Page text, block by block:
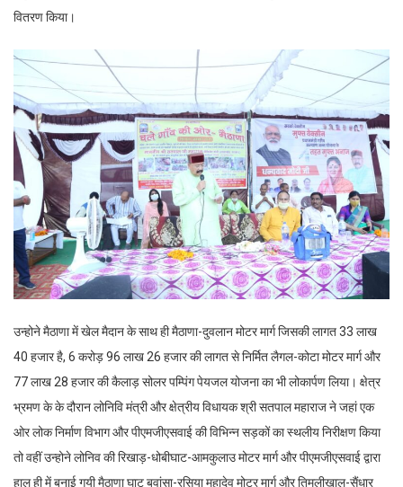
वितरण किया।
उन्होने मैठाणा में खेल मैदान के साथ ही मैठाणा-दुवलान मोटर मार्ग जिसकी लागत 33 लाख
40 हजार है, 6 करोड़ 96 लाख 26 हजार की लागत से निर्मित लैगल-कोटा मोटर मार्ग और
77 लाख 28 हजार की कैलाड़ सोलर पम्पिंग पेयजल योजना का भी लोकार्पण लिया। क्षेत्र
भ्रमण के के दौरान लोनिवि मंत्री और क्षेत्रीय विधायक श्री सतपाल महाराज ने जहां एक
ओर लोक निर्माण विभाग और पीएमजीएसवाई की विभिन्न सड़कों का स्थलीय निरीक्षण किया
तो वहीं उन्होने लोनिव की रिखाड़-धोबीघाट-आमकुलाउ मोटर मार्ग और पीएमजीएसवाई द्वारा
हाल ही में बनाई गयी मैठाणा घाट बवांसा-रसिया महादेव मोटर मार्ग और तिमलीखाल-सैंधार